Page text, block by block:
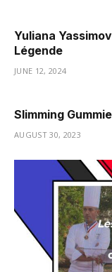
Yuliana
Légende
JUNE 12, 2024
Slimming
AUGUST 30, 2023